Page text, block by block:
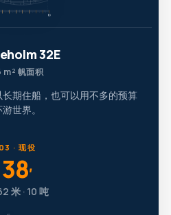
32E
m² 帆面积
期住船，也可以用不多的预算
世界。
03 · 现役
38′
米 · 10 吨